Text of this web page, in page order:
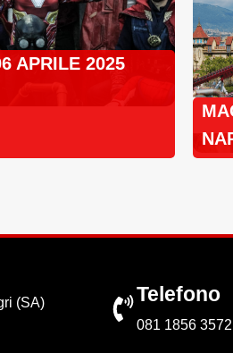
APRILE 2025
(SA)
Telefono
081 1856 3572